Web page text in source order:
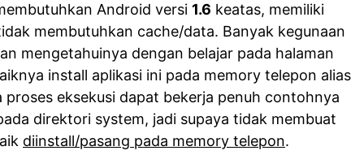
Android versi 1.6 keatas, memiliki
membutuhkan cache/data. Banyak kegunaan
mengetahuinya dengan belajar pada halaman
install aplikasi ini pada memory telepon alias
proses eksekusi dapat bekerja penuh contohnya
direktori system, jadi supaya tidak membuat
diinstall/pasang pada memory telepon.